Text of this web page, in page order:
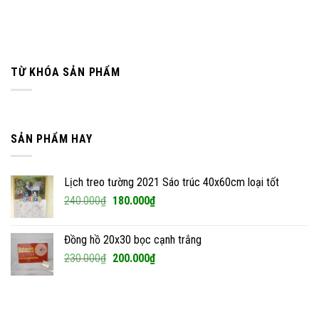
TỪ KHÓA SẢN PHẨM
SẢN PHẨM HAY
Lịch treo tường 2021 Sáo trúc 40x60cm loại tốt
240.000₫ Giá
240.000₫.
180.000₫Giá
là:
180.000₫.
Đồng hồ 20x30 bọc cạnh trắng
230.000₫ Giá
200.000₫Giá